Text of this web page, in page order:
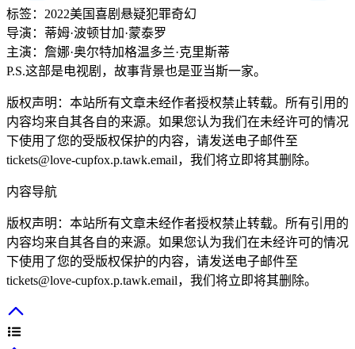
标签： 2022美国喜剧 悬疑犯罪奇幻
导演： 蒂姆·波顿甘加·蒙泰罗
主演： 詹娜·奥尔特加格温多兰·克里斯蒂
P.S.这部是电视剧，故事背景也是亚当斯一家。
版权声明：本站所有文章未经作者授权禁止转载。所有引用的
内容均来自其各自的来源。如果您认为我们在未经许可的情况
下使用了您的受版权保护的内容，请发送电子邮件至
tickets@love-cupfox.p.tawk.email，我们将立即将其删除。
内容导航
版权声明：本站所有文章未经作者授权禁止转载。所有引用的
内容均来自其各自的来源。如果您认为我们在未经许可的情况
下使用了您的受版权保护的内容，请发送电子邮件至
tickets@love-cupfox.p.tawk.email，我们将立即将其删除。